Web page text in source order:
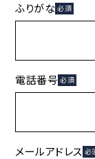
ふりがな 必須
電話番号 必須
メールアドレス 必